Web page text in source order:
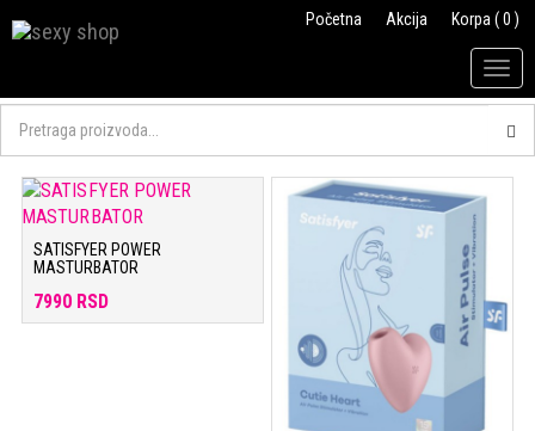
Početna Akcija Korpa ( 0 )
SATISFYER POWER
MASTURBATOR
7990 RSD